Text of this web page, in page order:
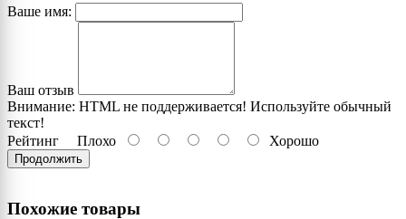
Ваше имя:
Ваш отзыв
Внимание: HTML не поддерживается! Используйте обычный
текст!
Рейтинг Плохо Хорошо
Продолжить
Похожие товары